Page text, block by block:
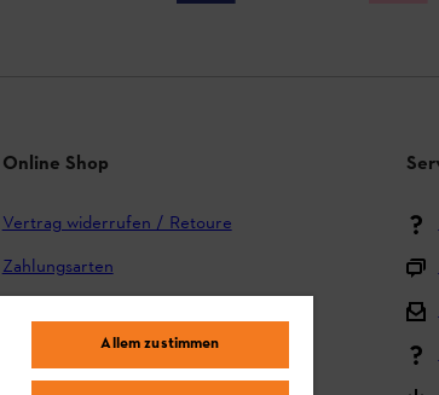
Online Shop
Vertrag widerrufen / Retoure
Zahlungsarten
Reklamation und Garantie
Allem zustimmen